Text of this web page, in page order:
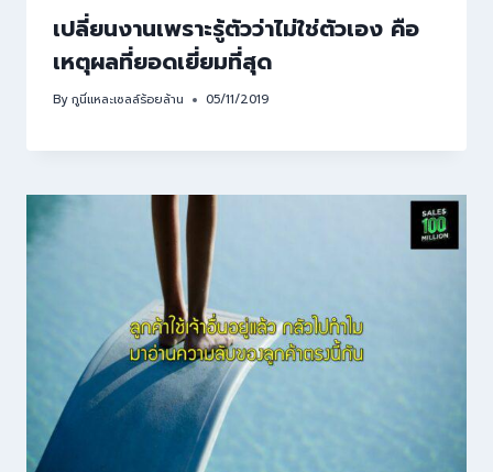
เปลี่ยนงานเพราะรู้ตัวว่าไม่ใช่ตัวเอง คือ
เหตุผลที่ยอดเยี่ยมที่สุด
Byกูนี่แหละเซลล์ร้อยล้าน 05/11/2019